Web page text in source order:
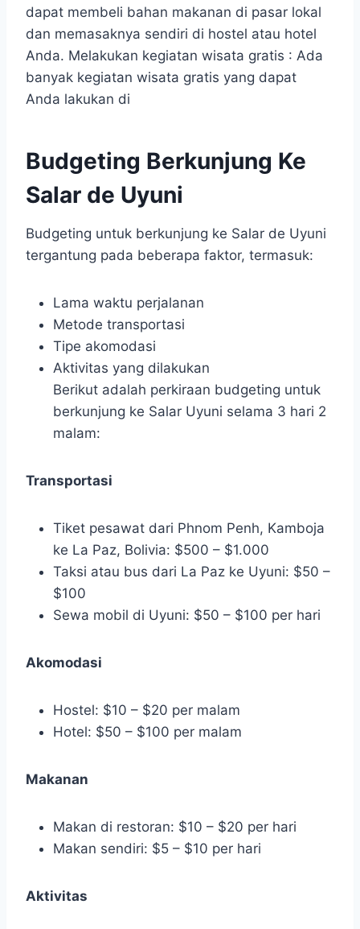
dapat membeli bahan makanan di pasar lokal
dan memasaknya sendiri di hostel atau hotel
Anda. Melakukan kegiatan wisata gratis : Ada
banyak kegiatan wisata gratis yang dapat
Anda lakukan di
Budgeting Berkunjung Ke
Salar de Uyuni
Budgeting untuk berkunjung ke Salar de Uyuni
tergantung pada beberapa faktor, termasuk:
Lama waktu perjalanan
Metode transportasi
Tipe akomodasi
Aktivitas yang dilakukan
Berikut adalah perkiraan budgeting untuk
berkunjung ke Salar Uyuni selama 3 hari 2
malam:
Transportasi
Tiket pesawat dari Phnom Penh, Kamboja
ke La Paz, Bolivia: $500 – $1.000
Taksi atau bus dari La Paz ke Uyuni: $50 –
$100
Sewa mobil di Uyuni: $50 – $100 per hari
Akomodasi
Hostel: $10 – $20 per malam
Hotel: $50 – $100 per malam
Makanan
Makan di restoran: $10 – $20 per hari
Makan sendiri: $5 – $10 per hari
Aktivitas